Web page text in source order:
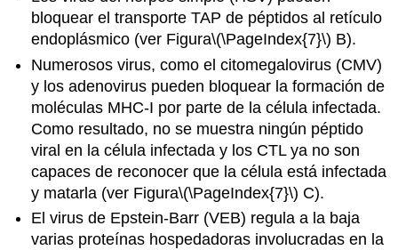
bloquear el transporte TAP de péptidos al retículo
endoplásmico (ver Figura\(\PageIndex{7}\) B).
Numerosos virus, como el citomegalovirus (CMV)
y los adenovirus pueden bloquear la formación de
moléculas MHC-I por parte de la célula infectada.
Como resultado, no se muestra ningún péptido
viral en la célula infectada y los CTL ya no son
capaces de reconocer que la célula está infectada
y matarla (ver Figura\(\PageIndex{7}\) C).
Elvirus de Epstein-Barr (VEB) regula a la baja
varias proteínas hospedadoras involucradas en la